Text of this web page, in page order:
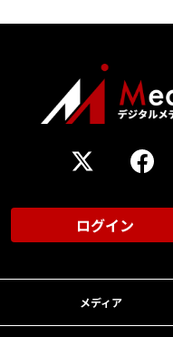
ログイン
メディア